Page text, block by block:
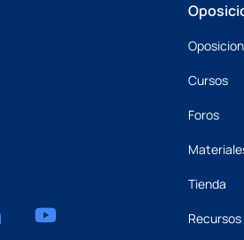
Cursos
Foros
Tienda